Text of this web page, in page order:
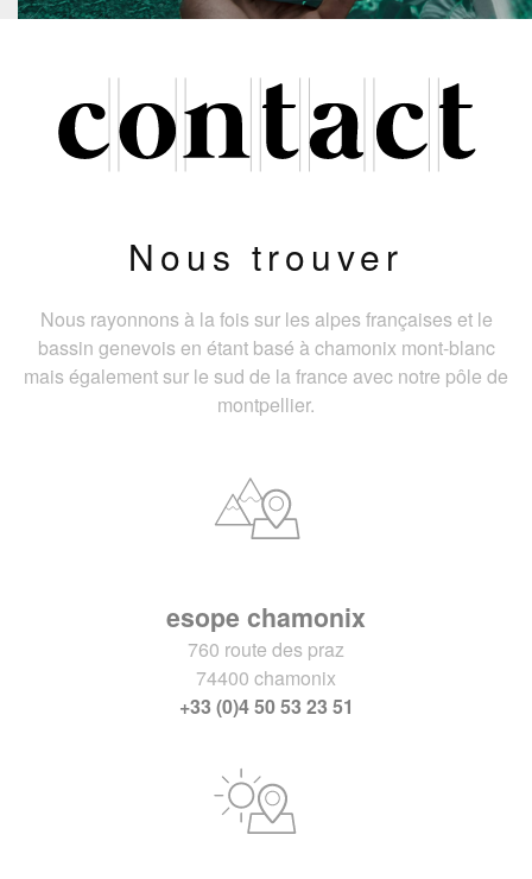
Nous trouver
Nous rayonnons à la fois sur les alpes françaises et le
bassin genevois en étant basé à chamonix mont-blanc
mais également sur le sud de la france avec notre pôle de
montpellier.
esope chamonix
760 route des praz
74400 chamonix
+33 (0)4 50 53 23 51